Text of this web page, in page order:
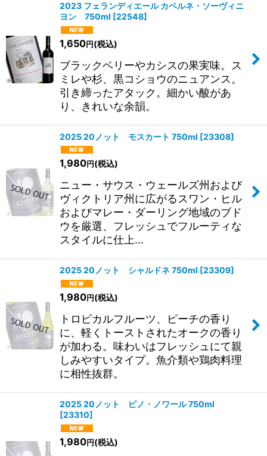
2023 フェランディエール カベルネ・ソーヴィニ
ヨン 750ml [22548]
1,650円(税込)
ブラックベリーやカシスの果実味。ス
ミレや杉、黒コショウのニュアンス。
引き締ったアタック。細かい酸があ
り、きれいな余韻。
2025 20ノット モスカート 750ml [23308]
1,980円 (税込)
ニュー・サウス・ウェールズ州および
ヴィクトリア州に広がるスワン・ヒル
およびマレー・ダーリング地域のブド
ウを厳選、フレッシュでフルーティな
スタイルに仕上…
2025 20ノット シャルドネ 750ml [23309]
1,980円 (税込)
トロピカルフルーツ、ピーチの香り
に、軽くトーストされたオークの香り
が加わる。味わいはフレッシュにて親
しみやすいタイプ。魚介類や鶏肉料理
に相性抜群。
2025 20ノット ピノ・ノワール 750ml
[23310]
1,980円(税込)